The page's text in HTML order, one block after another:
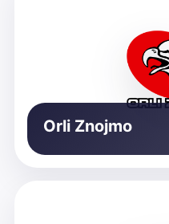
Orli Znojmo